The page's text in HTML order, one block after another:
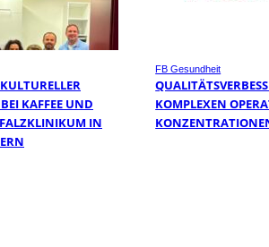
KAFFEE UND
IN
FB Gesundheit
KOMPLEXEN